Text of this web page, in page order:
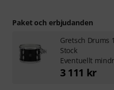
Paket och erbjudanden
Gretsch Drums
Stock
Eventuellt
3 111 kr